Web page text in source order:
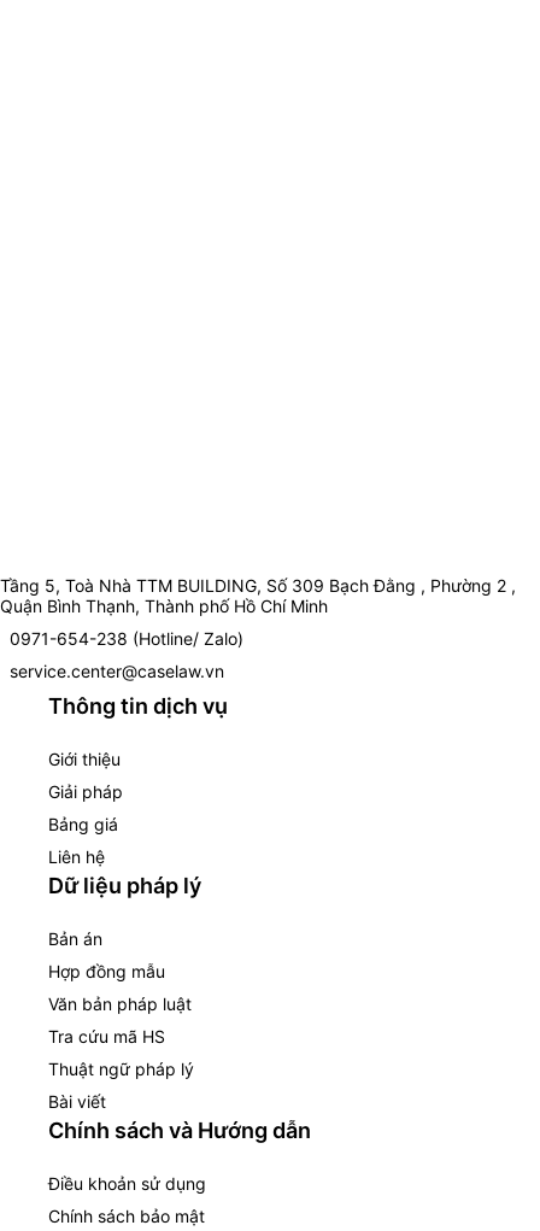
Tầng 5, Toà Nhà TTM BUILDING, Số 309 Bạch Đằng , Phường 2 ,
Quận Bình Thạnh, Thành phố Hồ Chí Minh
0971-654-238 (Hotline/ Zalo)
service.center@caselaw.vn
Thông tin dịch vụ
Giới thiệu
Giải pháp
Bảng giá
Liên hệ
Dữ liệu pháp lý
Bản án
Hợp đồng mẫu
Văn bản pháp luật
Tra cứu mã HS
Thuật ngữ pháp lý
Bài viết
Chính sách và Hướng dẫn
Điều khoản sử dụng
Chính sách bảo mật